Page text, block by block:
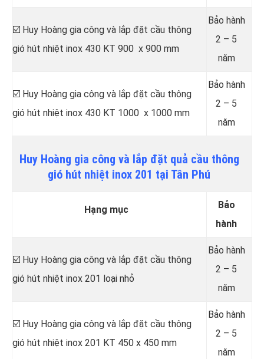
☑️ Huy Hoàng gia công và lắp đặt cầu thông
gió hút nhiệt inox 430 KT 900 x 900 mm
Bảo hành
2 – 5
năm
☑️ Huy Hoàng gia công và lắp đặt cầu thông
gió hút nhiệt inox 430 KT 1000 x 1000 mm
Bảo hành
2 – 5
năm
Huy Hoàng gia công và lắp đặt quả cầu thông
gió hút nhiệt inox 201 tại Tân Phú
Hạng mục
Bảo
hành
☑️ Huy Hoàng gia công và lắp đặt cầu thông
gió hút nhiệt inox 201 loại nhỏ
Bảo hành
2 – 5
năm
☑️ Huy Hoàng gia công và lắp đặt cầu thông
gió hút nhiệt inox 201 KT 450 x 450 mm
Bảo hành
2 – 5
năm